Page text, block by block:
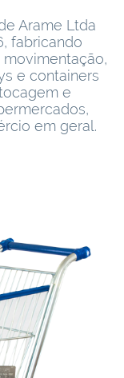
Arame Ltda
fabricando
e containers
e
em geral.